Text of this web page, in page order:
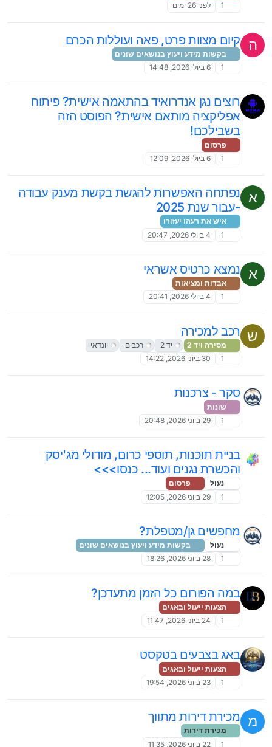
1
לפני 26 ימים
ה קיום מצוות פרט, פאה ועוללות הכרם
בקשות מידע ויעוץ בנושאים שונים
1
6 ביולי 2026, 14:48
רוצים נגן אנדרואיד בהתאמה אישית? פיתוח
אפליקציה מותאם אישית? הפוסט הזה
בשבילכם!
פרסום
1
6 ביולי 2026, 12:09
א נפתחה האפשרות להגשת בקשת מענק עבודה
-עבור שנת 2025
איש את רעהו יעזורו
1
4 ביולי 2026, 20:47
א נמצא כרטיס אשראי
אבדות ומציאות
1
4 ביולי 2026, 20:41
ש רכב למכירה
מסירה ויד 2 יד 2 רכבים
יונדאי
1
30 ביוני 2026, 14:22
סקר - צרכנות
שונות
1
29 ביוני 2026, 20:48
בניית תוכנות, תוספי כרום, מודולי מג'יסק
והכשרת נגנים ועוד... כנסו>>>
נעול
פרסום
1
29 ביוני 2026, 12:05
מחפשים גן/מטפלת?
נעול
בקשות מידע ויעוץ בנושאים שונים
1
28 ביוני 2026, 18:26
במה הפורום כל הזמן מתעדכן?
הצעות ייעול ובאגים
1
24 ביוני 2026, 11:47
באג בצבעים בטקסט
הצעות ייעול ובאגים
1
23 ביוני 2026, 19:54
מ מכירת דירות מתווך
מכירת דירות
1
22 ביוני 2026, 11:35